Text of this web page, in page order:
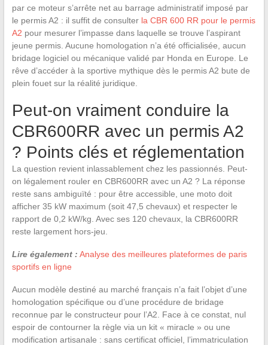
par ce moteur s’arrête net au barrage administratif imposé par
le permis A2 : il suffit de consulter la CBR 600 RR pour le permis
A2 pour mesurer l’impasse dans laquelle se trouve l’aspirant
jeune permis. Aucune homologation n’a été officialisée, aucun
bridage logiciel ou mécanique validé par Honda en Europe. Le
rêve d’accéder à la sportive mythique dès le permis A2 bute de
plein fouet sur la réalité juridique.
Peut-on vraiment conduire la
CBR600RR avec un permis A2
? Points clés et réglementation
La question revient inlassablement chez les passionnés. Peut-
on légalement rouler en CBR600RR avec un A2 ? La réponse
reste sans ambiguïté : pour être accessible, une moto doit
afficher 35 kW maximum (soit 47,5 chevaux) et respecter le
rapport de 0,2 kW/kg. Avec ses 120 chevaux, la CBR600RR
reste largement hors-jeu.
Lire également : Analyse des meilleures plateformes de paris
sportifs en ligne
Aucun modèle destiné au marché français n’a fait l’objet d’une
homologation spécifique ou d’une procédure de bridage
reconnue par le constructeur pour l’A2. Face à ce constat, nul
espoir de contourner la règle via un kit « miracle » ou une
modification artisanale : sans certificat officiel, l’immatriculation